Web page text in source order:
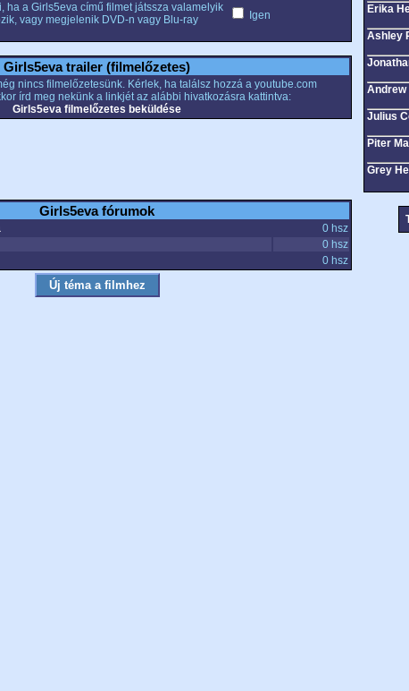
ha a Girls5eva című filmet játssza valamelyik
vagy megjelenik DVD-n vagy Blu-ray
Igen
Girls5eva trailer (filmelőzetes)
nincs filmelőzetesünk. Kérlek, ha találsz hozzá a youtube.com
írd meg nekünk a linkjét az alábbi hivatkozásra kattintva:
Girls5eva filmelőzetes beküldése
Girls5eva fórumok
0 hsz
0 hsz
0 hsz
Erika
Ashley
Andrew
Julius
Piter
Grey